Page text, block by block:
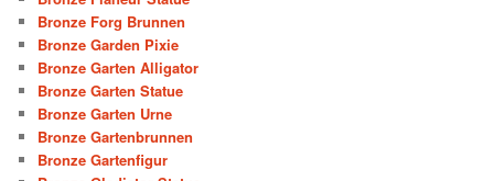
Bronze Forg Brunnen
Bronze Garden Pixie
Bronze Garten Alligator
Bronze Garten Statue
Bronze Garten Urne
Bronze Gartenbrunnen
Bronze Gartenfigur